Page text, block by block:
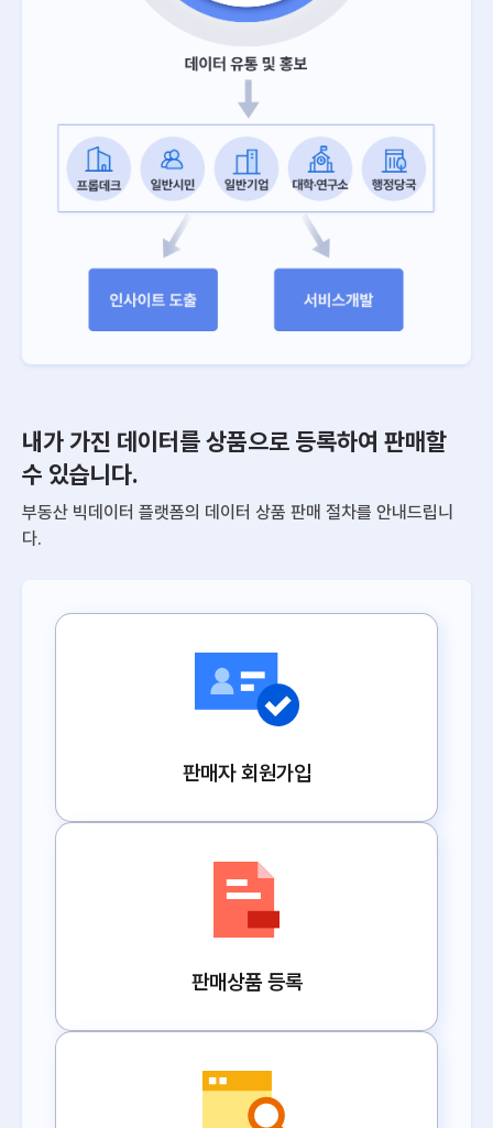
내가 가진 데이터를 상품으로 등록하여 판매할
수 있습니다.
부동산 빅데이터 플랫폼의 데이터 상품 판매 절차를 안내드립니
다.
판매자 회원가입
판매상품 등록